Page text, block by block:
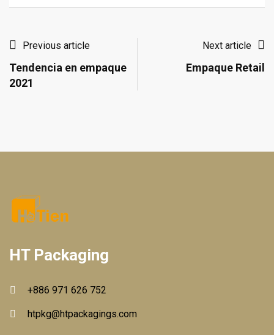
Previous article
Tendencia en empaque
2021
Next article
Empaque Retail
HT Packaging
+886 971 626 752
htpkg@htpackagings.com